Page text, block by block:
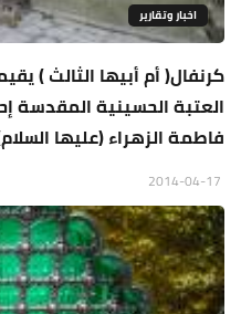
اخبار وتقارير
كرنفال( أم أبيها الثالث )
العتبة الحسينية المقدسة
فاطمة الزهراء (عليها